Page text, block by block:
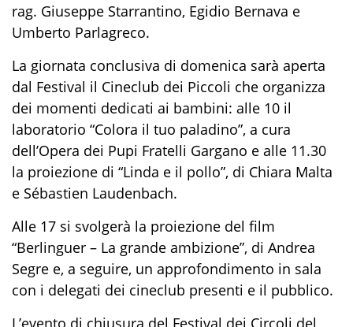
rag. Giuseppe Starrantino, Egidio Bernava e
Umberto Parlagreco.
La giornata conclusiva di domenica sarà aperta
dal Festival il Cineclub dei Piccoli che organizza
dei momenti dedicati ai bambini: alle 10 il
laboratorio “Colora il tuo paladino”, a cura
dell’Opera dei Pupi Fratelli Gargano e alle 11.30
la proiezione di “Linda e il pollo”, di Chiara Malta
e Sébastien Laudenbach.
Alle 17 si svolgerà la proiezione del film
“Berlinguer – La grande ambizione”, di Andrea
Segre e, a seguire, un approfondimento in sala
con i delegati dei cineclub presenti e il pubblico.
L’evento di chiusura del Festival dei Circoli del